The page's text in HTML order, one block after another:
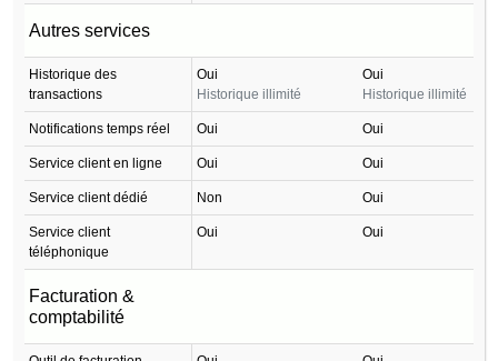
Autres services
Historique des
transactions
Oui
Historique illimité
Oui
Historique illimité
Notifications temps réel Oui Oui
Service client en ligne Oui Oui
Service client dédié Non Oui
Service client
téléphonique
Oui Oui
Facturation &
comptabilité